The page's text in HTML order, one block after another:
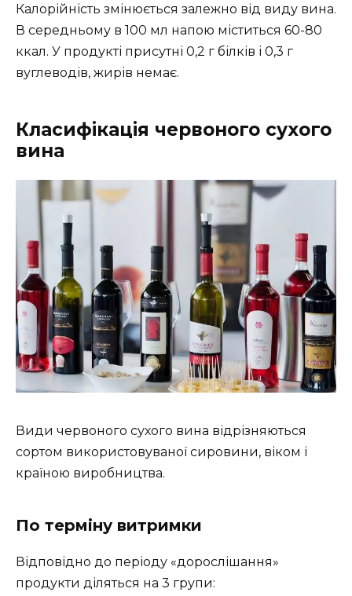
Калорійність змінюється залежно від виду вина.
В середньому в 100 мл напою міститься 60-80
ккал. У продукті присутні 0,2 г білків і 0,3 г
вуглеводів, жирів немає.
Класифікація червоного сухого
вина
Види червоного сухого вина відрізняються
сортом використовуваної сировини, віком і
країною виробництва.
По терміну витримки
Відповідно до періоду «дорослішання»
продукти діляться на 3 групи: